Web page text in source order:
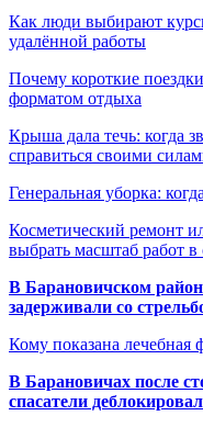
Как люди выбирают
удалённой работы
Почему короткие
форматом отдыха
Крыша дала течь: когда
справиться своими
Генеральная уборка:
Косметический ремонт
выбрать масштаб работ в
В Барановичском
задерживали со
Кому показана лечебная
В Барановичах после
спасатели